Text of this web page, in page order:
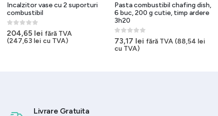
Incalzitor vase cu 2 suporturi
combustibil
0out of 5
204,65 lei fără TVA
(247,63 lei cu TVA)
Pasta combustibil chafing dish,
6 buc, 200 g cutie, timp ardere
3h20
0out of 5
73,17 lei fără TVA (88,54 lei
cu TVA)
Livrare Gratuita